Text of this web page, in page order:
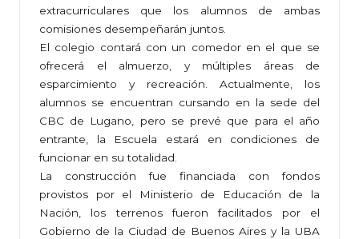
extracurriculares que los alumnos de ambas
comisiones desempeñarán juntos.
El colegio contará con un comedor en el que se
ofrecerá el almuerzo, y múltiples áreas de
esparcimiento y recreación. Actualmente, los
alumnos se encuentran cursando en la sede del
CBC de Lugano, pero se prevé que para el año
entrante, la Escuela estará en condiciones de
funcionar en su totalidad.
La construcción fue financiada con fondos
provistos por el Ministerio de Educación de la
Nación, los terrenos fueron facilitados por el
Gobierno de la Ciudad de Buenos Aires y la UBA